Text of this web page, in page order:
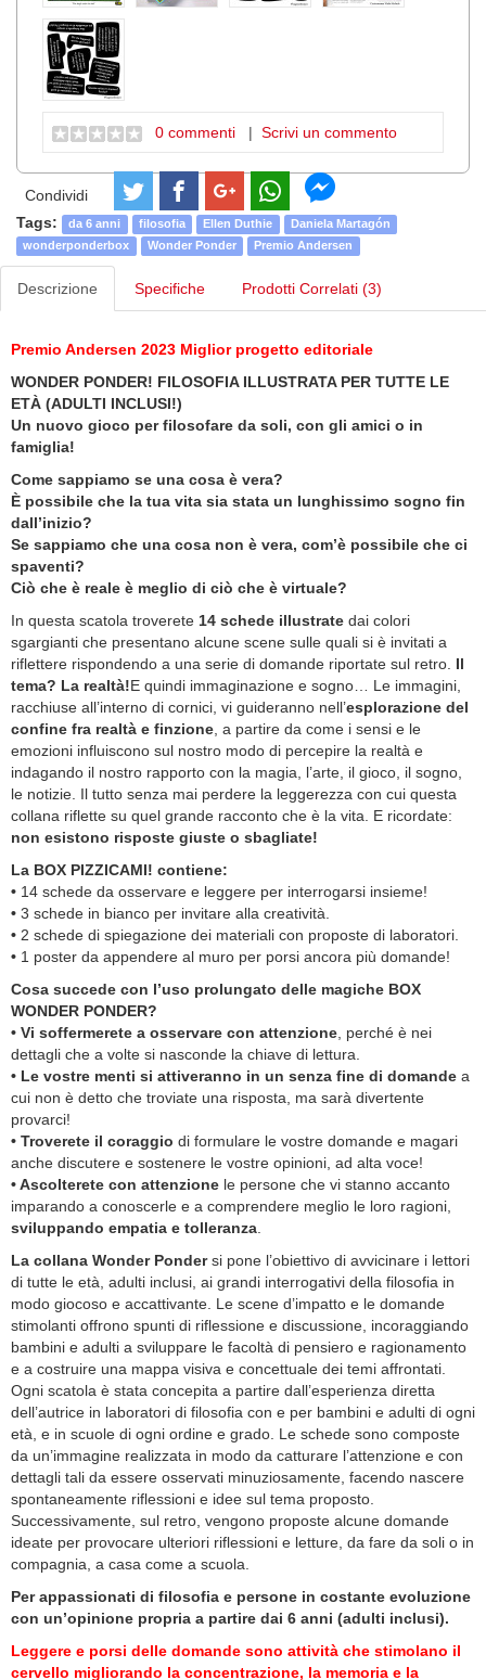
0 commenti | Scrivi un commento
Condividi
Tags:
da 6 anni filosofia Ellen Duthie
Daniela Martagón
wonderponderbox
Wonder Ponder Premio Andersen
Descrizione Specifiche Prodotti Correlati (3)
Premio Andersen 2023 Miglior progetto editoriale
WONDER PONDER! FILOSOFIA ILLUSTRATA PER TUTTE LE
ETÀ (ADULTI INCLUSI!)
Un nuovo gioco per filosofare da soli, con gli amici o in
famiglia!
Come sappiamo se una cosa è vera?
È possibile che la tua vita sia stata un lunghissimo sogno fin
dall’inizio?
Se sappiamo che una cosa non è vera, com’è possibile che ci
spaventi?
Ciò che è reale è meglio di ciò che è virtuale?
In questa scatola troverete 14 schede illustrate dai colori
sgargianti che presentano alcune scene sulle quali si è invitati a
riflettere rispondendo a una serie di domande riportate sul retro. Il
tema? La realtà!E quindi immaginazione e sogno… Le immagini,
racchiuse all’interno di cornici, vi guideranno nell’esplorazione del
confine fra realtà e finzione, a partire da come i sensi e le
emozioni influiscono sul nostro modo di percepire la realtà e
indagando il nostro rapporto con la magia, l’arte, il gioco, il sogno,
le notizie. Il tutto senza mai perdere la leggerezza con cui questa
collana riflette su quel grande racconto che è la vita. E ricordate:
non esistono risposte giuste o sbagliate!
La BOX PIZZICAMI! contiene:
• 14 schede da osservare e leggere per interrogarsi insieme!
• 3 schede in bianco per invitare alla creatività.
• 2 schede di spiegazione dei materiali con proposte di laboratori.
• 1 poster da appendere al muro per porsi ancora più domande!
Cosa succede con l’uso prolungato delle magiche BOX
WONDER PONDER?
• Vi soffermerete a osservare con attenzione, perché è nei
dettagli che a volte si nasconde la chiave di lettura.
• Le vostre menti si attiveranno in un senza fine di domande a
cui non è detto che troviate una risposta, ma sarà divertente
provarci!
• Troverete il coraggio di formulare le vostre domande e magari
anche discutere e sostenere le vostre opinioni, ad alta voce!
• Ascolterete con attenzione le persone che vi stanno accanto
imparando a conoscerle e a comprendere meglio le loro ragioni,
sviluppando empatia e tolleranza.
La collana Wonder Pondersi pone l’obiettivo di avvicinare i lettori
di tutte le età, adulti inclusi, ai grandi interrogativi della filosofia in
modo giocoso e accattivante. Le scene d’impatto e le domande
stimolanti offrono spunti di riflessione e discussione, incoraggiando
bambini e adulti a sviluppare le facoltà di pensiero e ragionamento
e a costruire una mappa visiva e concettuale dei temi affrontati.
Ogni scatola è stata concepita a partire dall’esperienza diretta
dell’autrice in laboratori di filosofia con e per bambini e adulti di ogni
età, e in scuole di ogni ordine e grado. Le schede sono composte
da un’immagine realizzata in modo da catturare l’attenzione e con
dettagli tali da essere osservati minuziosamente, facendo nascere
spontaneamente riflessioni e idee sul tema proposto.
Successivamente, sul retro, vengono proposte alcune domande
ideate per provocare ulteriori riflessioni e letture, da fare da soli o in
compagnia, a casa come a scuola.
Per appassionati di filosofia e persone in costante evoluzione
con un’opinione propria a partire dai 6 anni (adulti inclusi).
Leggere e porsi delle domande sono attività che stimolano il
cervello migliorando la concentrazione, la memoria e la